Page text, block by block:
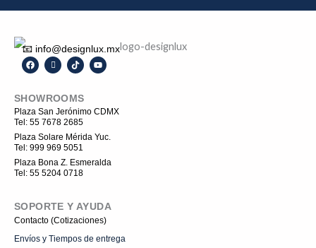
📧 info@designlux.mx
F
a
b
o
o
k
I
c
-
i
n
s
t
a
g
r
a
m
T
i
o
k
Y
o
b
e
SHOWROOMS
Plaza San Jerónimo CDMX
Tel: 55 7678 2685
Plaza Solare Mérida Yuc.
Tel: 999 969 5051
Plaza Bona Z. Esmeralda
Tel: 55 5204 0718
SOPORTE Y AYUDA
Contacto (Cotizaciones)
Envíos y Tiempos de entrega